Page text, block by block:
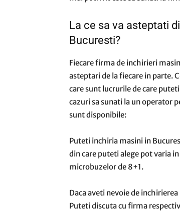
La ce sa va asteptati
Bucuresti?
Fiecare firma de inchirieri
asteptari de la fiecare in parte.
care sunt lucrurile de care
cazuri sa sunati la un operator
sunt disponibile:
Puteti inchiria masini in
din care puteti alege pot varia
microbuzelor de 8+1.
Daca aveti nevoie de
Puteti discuta cu firma